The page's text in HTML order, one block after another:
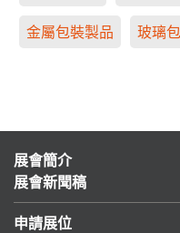
金屬包裝製品 玻璃
展會簡介
展會新聞稿
申請展位